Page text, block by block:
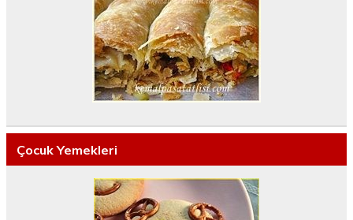
Çocuk Yemekleri